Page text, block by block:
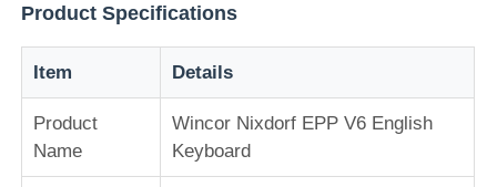
Product Specifications
Item Details
Product
Name
Wincor Nixdorf EPP V6 English
Keyboard